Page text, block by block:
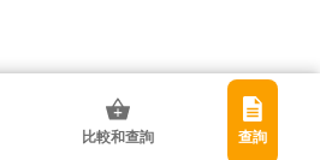
Co Ltd 比較和查詢 查詢